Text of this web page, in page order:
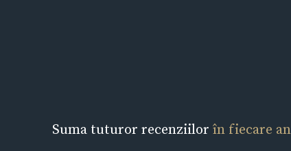
Suma tuturor recenziilorîn fiecare an